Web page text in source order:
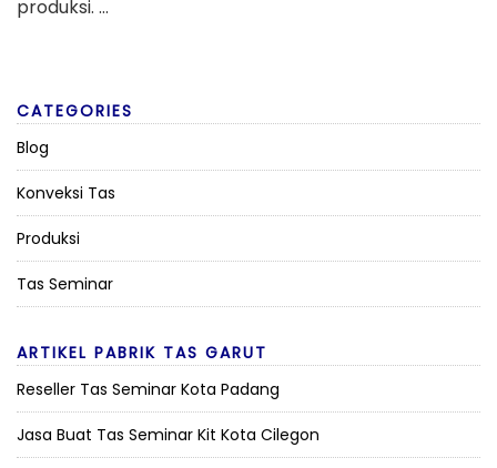
produksi. …
CATEGORIES
Blog
Konveksi Tas
Produksi
Tas Seminar
ARTIKEL PABRIK TAS GARUT
Reseller Tas Seminar Kota Padang
Jasa Buat Tas Seminar Kit Kota Cilegon